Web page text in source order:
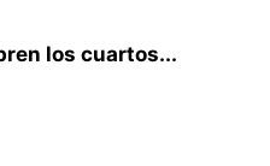
los cuartos...